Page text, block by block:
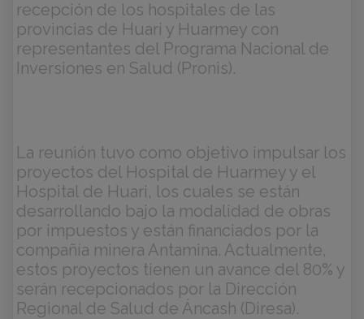
recepción de los hospitales de las
provincias de Huari y Huarmey con
representantes del Programa Nacional de
Inversiones en Salud (Pronis).
La reunión tuvo como objetivo impulsar los
proyectos del Hospital de Huarmey y el
Hospital de Huari, los cuales se están
desarrollando bajo la modalidad de obras
por impuestos y están financiados por la
compañía minera Antamina. Actualmente,
estos proyectos tienen un avance del 80% y
serán recepcionados por la Dirección
Regional de Salud de Áncash (Diresa).